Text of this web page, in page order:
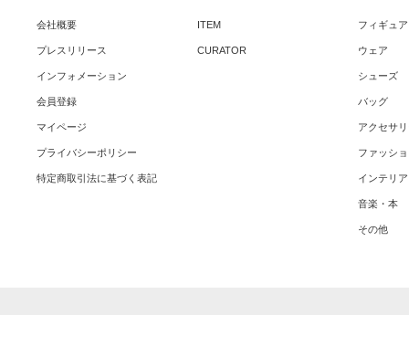
会社概要
プレスリリース
インフォメーション
会員登録
マイページ
プライバシーポリシー
特定商取引法に基づく表記
ITEM
CURATOR
フィギュ
ウェア
シューズ
バッグ
アクセサ
ファッシ
インテリア
音楽・本
その他